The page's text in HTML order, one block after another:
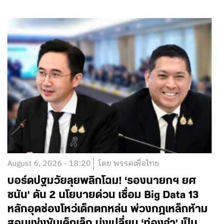
August 6, 2026 - 18:20 โดย พรรคเพื่อไทย
บอร์ดปฐมวัยลุยพลิกโฉม! ‘รองนายกฯ ยศ
ชนัน’ ดัน 2 นโยบายด่วน เชื่อม Big Data 13
หลักอุดช่องโหว่เด็กตกหล่น พ่วงกฎเหล็กห้าม